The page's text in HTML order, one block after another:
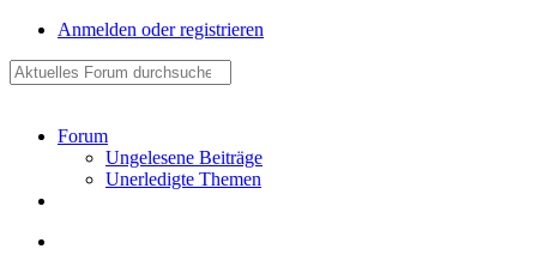
Anmelden oder registrieren
Forum
Ungelesene Beiträge
Unerledigte Themen